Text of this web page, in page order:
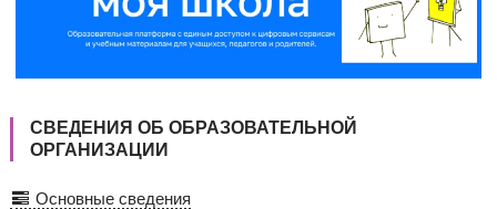
СВЕДЕНИЯ ОБ ОБРАЗОВАТЕЛЬНОЙ
ОРГАНИЗАЦИИ
Основные сведения